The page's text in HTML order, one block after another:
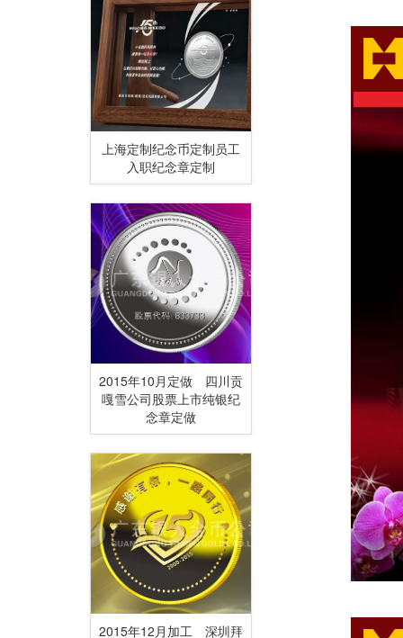
上海定制纪念币定制员工
入职纪念章定制
2015年10月定做 四川贡
嘎雪公司股票上市纯银纪
念章定做
2015年12月加工 深圳拜